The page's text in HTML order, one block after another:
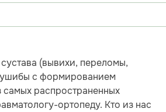
(вывихи, переломы,
с формированием
самых распространенных
ортопеду. Кто из нас